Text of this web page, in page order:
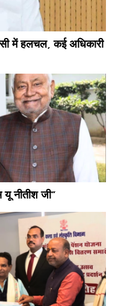
में हलचल, कई अधिकारी
यू नीतीश जी”